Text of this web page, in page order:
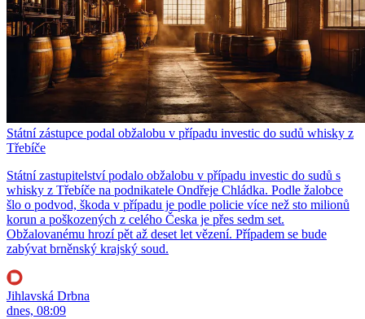
Státní zástupce podal obžalobu v případu investic do sudů whisky z
Třebíče
Státní zastupitelství podalo obžalobu v případu investic do sudů s
whisky z Třebíče na podnikatele Ondřeje Chládka. Podle žalobce
šlo o podvod, škoda v případu je podle policie více než sto milionů
korun a poškozených z celého Česka je přes sedm set.
Obžalovanému hrozí pět až deset let vězení. Případem se bude
zabývat brněnský krajský soud.
Jihlavská Drbna
dnes, 08:09